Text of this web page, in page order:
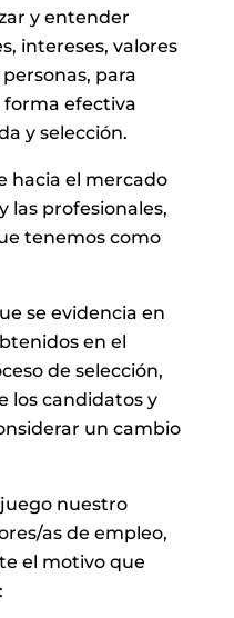
y entender
intereses, valores
para
efectiva
y selección.
hacia el mercado
las profesionales,
tenemos como
se evidencia en
en el
de selección,
los candidatos y
un cambio
nuestro
as de empleo,
el motivo que